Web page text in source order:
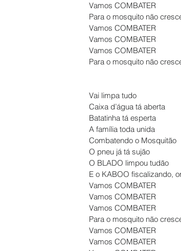
Vamos COMBATER
Para o mosquito não
Vamos COMBATER
Vamos COMBATER
Vamos COMBATER
Para o mosquito não
Vai limpa tudo
Caixa d’água tá aberta
Batatinha tá esperta
A família toda unida
Combatendo o Mosquitão
O pneu já tá sujão
O BLADO limpou tudão
E o KABOO fiscalizando,
Vamos COMBATER
Vamos COMBATER
Vamos COMBATER
Para o mosquito não
Vamos COMBATER
Vamos COMBATER